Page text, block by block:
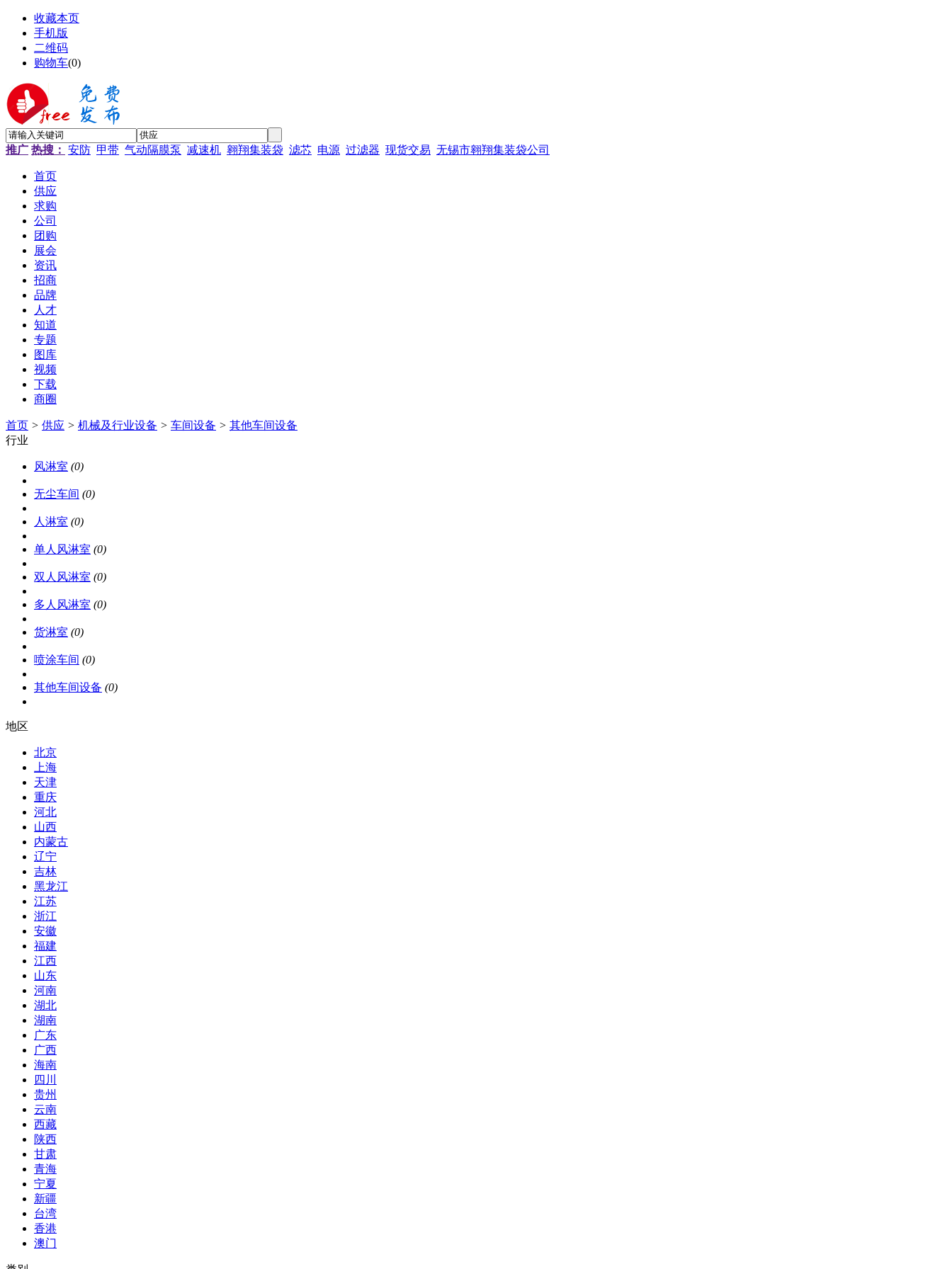
收藏本页
手机版
二维码
购物车(0)
推广 热搜： 安防 甲带 气动隔膜泵 减速机 翱翔集装袋 滤芯 电源 过滤器 现货交易 无锡市翱翔集装袋公司
首页
供应
求购
公司
团购
展会
资讯
招商
品牌
人才
知道
专题
图库
视频
下载
商圈
首页 > 供应 > 机械及行业设备 > 车间设备 > 其他车间设备
行业
风淋室 (0)
无尘车间 (0)
人淋室 (0)
单人风淋室 (0)
双人风淋室 (0)
多人风淋室 (0)
货淋室 (0)
喷涂车间 (0)
其他车间设备 (0)
地区
北京
上海
天津
重庆
河北
山西
内蒙古
辽宁
吉林
黑龙江
江苏
浙江
安徽
福建
江西
山东
河南
湖北
湖南
广东
广西
海南
四川
贵州
云南
西藏
陕西
甘肃
青海
宁夏
新疆
台湾
香港
澳门